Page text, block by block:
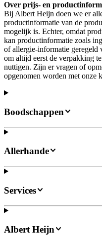
Over prijs- en
Bij Albert Heijn doen we er
productinformatie van de
mogelijk is. Echter, omdat
kan productinformatie zoals
of allergie-informatie geregeld
om altijd eerst de verpakking
nuttigen. Zijn er vragen of
opgenomen worden met onze
Boodschappen
Allerhande
Services
Albert Heijn